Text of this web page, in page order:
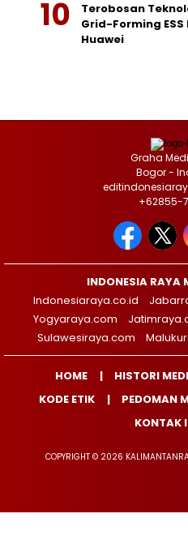
Terobosan
Grid-Forming
Huawei
Graha
Bogor -
+62855-
INDONESIA RAYA
Indonesiaraya.co.id
Yogyaraya.com
Sulawesiraya.com
HOME HISTORI
KODE ETIK
PEDOMAN
KONTAK
COPYRIGHT © 2026